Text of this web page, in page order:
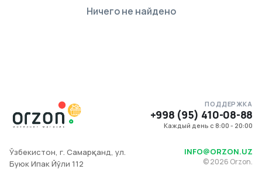
Ничего не найдено
ПОДДЕРЖКА
+998 (95) 410-08-88
Каждый день с 8:00 - 20:00
Ўзбекистон, г. Самарқанд, ул.
Буюк Ипак Йўли 112
INFO@ORZON.UZ
©2026 Orzon.